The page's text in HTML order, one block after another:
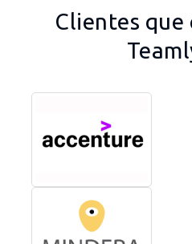
Clientes que